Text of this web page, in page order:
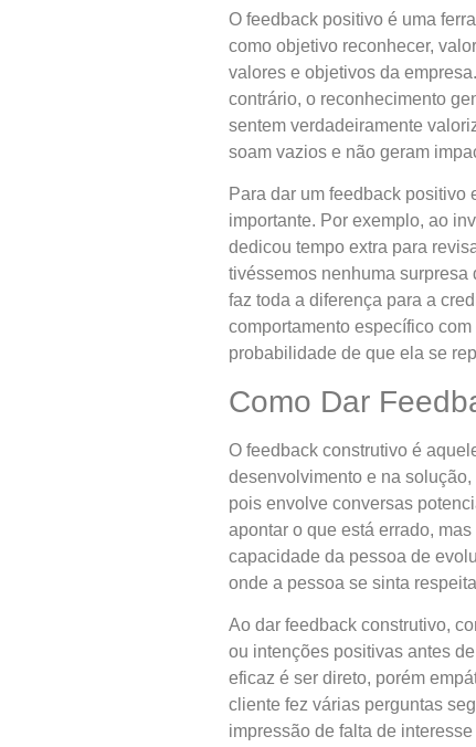
O feedback positivo é uma
como objetivo reconhecer,
valores e objetivos da
contrário, o reconhecimento
sentem verdadeiramente
soam vazios e não geram
Para dar um feedback positivo
importante. Por exemplo, ao
dedicou tempo extra para
tivéssemos nenhuma
faz toda a diferença para a
comportamento específico
probabilidade de que ela se
Como Dar
O feedback construtivo é
desenvolvimento e na
pois envolve conversas
apontar o que está errado,
capacidade da pessoa de
onde a pessoa se sinta
Ao dar feedback construtivo,
ou intenções positivas antes
eficaz é ser direto, porém
cliente fez várias perguntas
impressão de falta de